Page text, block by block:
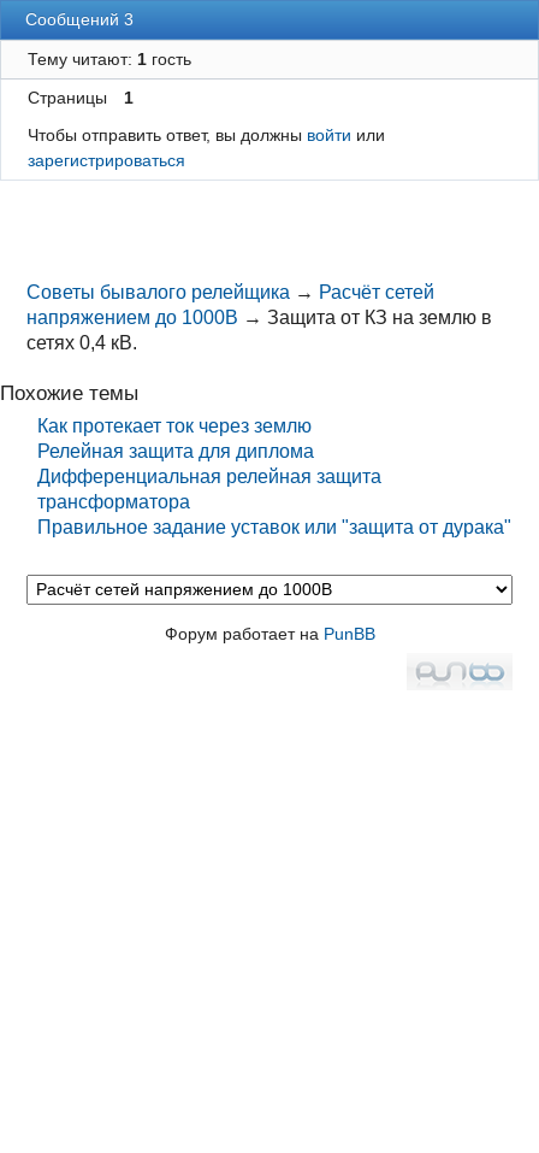
Сообщений 3
Тему читают: 1гость
Страницы
1
Чтобы отправить ответ, вы должны войти или
зарегистрироваться
Советы бывалого релейщика → Расчёт сетей
напряжением до 1000В →Защита от КЗ на землю в
сетях 0,4 кВ.
Похожие темы
Как протекает ток через землю
Релейная защита для диплома
Дифференциальная релейная защита
трансформатора
Правильное задание уставок или "защита от дурака"
Форум работает на PunBB